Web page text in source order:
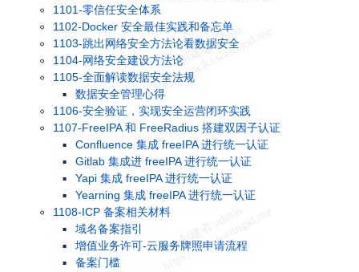
1101-零信任安全体系
1102-Docker 安全最佳实践和备忘单
1103-跳出网络安全方法论看数据安全
1104-网络安全建设方法论
1105-全面解读数据安全法规
数据安全管理心得
1106-安全验证，实现安全运营闭环实践
1107-FreeIPA 和 FreeRadius 搭建双因子认证
Confluence 集成 freeIPA 进行统一认证
Gitlab 集成进 freeIPA 进行统一认证
Yapi 集成 freeIPA 进行统一认证
Yearning 集成 freeIPA 进行统一认证
1108-ICP 备案相关材料
域名备案指引
增值业务许可-云服务牌照申请流程
备案门槛